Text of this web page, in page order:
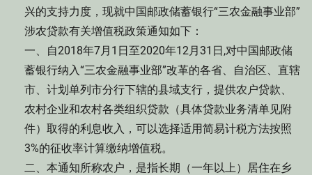
兴的支持力度，现就中国邮政储蓄银行“三农金融事业部”
涉农贷款有关增值税政策通知如下：
一、自2018年7月1日至2020年12月31日,对中国邮政储
蓄银行纳入“三农金融事业部”改革的各省、自治区、直辖
市、计划单列市分行下辖的县域支行，提供农户贷款、
农村企业和农村各类组织贷款（具体贷款业务清单见附
件）取得的利息收入，可以选择适用简易计税方法按照
3%的征收率计算缴纳增值税。
二、本通知所称农户，是指长期（一年以上）居住在乡